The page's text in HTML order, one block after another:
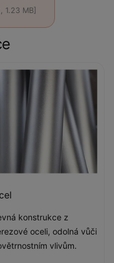
1.23 MB]
konstrukce z
oceli, odolná vůči
vlivům.